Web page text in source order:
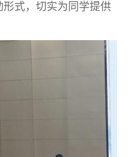
式，切实为同学提供